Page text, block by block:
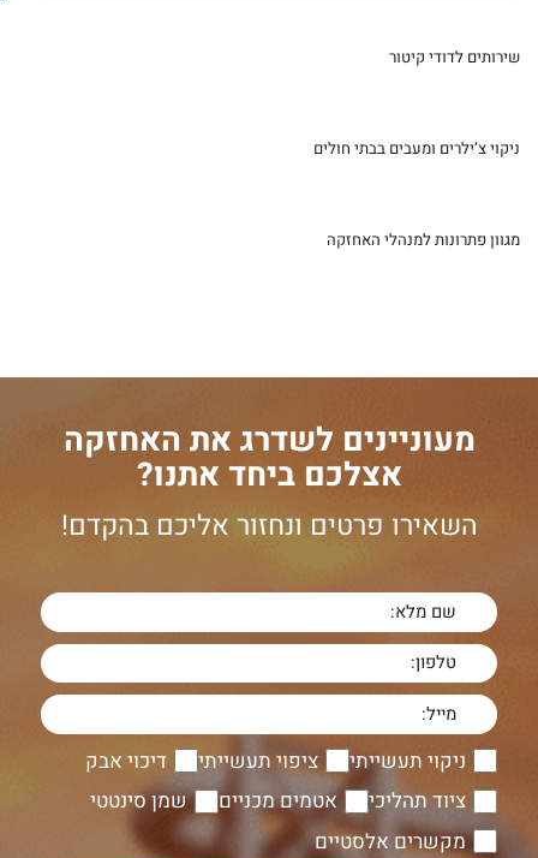
שירותים לדודי קיטור
ניקוי צ’ילרים ומעבים בבתי חולים
מגוון פתרונות למנהלי האחזקה
מעוניינים לשדרג את האחזקה
אצלכם ביחד אתנו?
השאירו פרטים ונחזור אליכם בהקדם!
ניקוי תעשייתי ציפוי תעשייתי
דיכוי אבק
ציוד תהליכי
אטמים מכניים
שמן סינטטי
מקשרים אלסטיים